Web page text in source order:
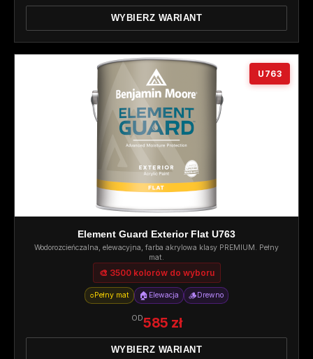
WYBIERZ WARIANT
U763
Element Guard Exterior Flat U763
Wodorozcieńczalna, elewacyjna, farba akrylowa klasy PREMIUM. Pełny
mat.
🎨 3500 kolorów do wyboru
○Pełny mat 🏠 Elewacja 🪵Drewno
OD585 zł
WYBIERZ WARIANT